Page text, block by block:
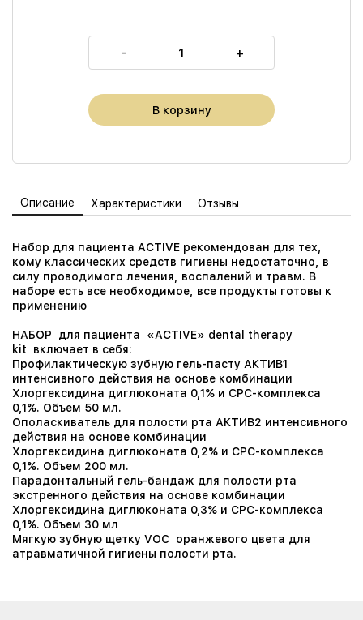
- +
В корзину
Описание Характеристики Отзывы
Набор для пациента ACTIVE рекомендован для тех,
кому классических средств гигиены недостаточно, в
силу проводимого лечения, воспалений и травм. В
наборе есть все необходимое, все продукты готовы к
применению
НАБОР для пациента «ACTIVE» dental therapy
kit включает в себя:
Профилактическую зубную гель-пасту АКТИВ1
интенсивного действия на основе комбинации
Хлоргексидина диглюконата 0,1% и СРС-комплекса
0,1%. Объем 50 мл.
Ополаскиватель для полости рта АКТИВ2 интенсивного
действия на основе комбинации
Хлоргексидина диглюконата 0,2% и СРС-комплекса
0,1%. Объем 200 мл.
Парадонтальный гель-бандаж для полости рта
экстренного действия на основе комбинации
Хлоргексидина диглюконата 0,3% и СРС-комплекса
0,1%. Объем 30 мл
Мягкую зубную щетку VOC оранжевого цвета для
атравматичной гигиены полости рта.